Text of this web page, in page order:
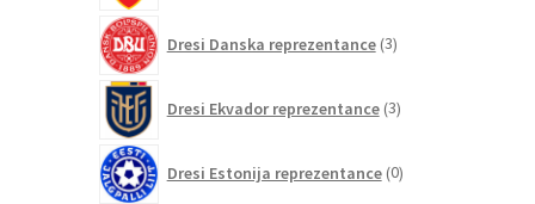
Dresi Danska reprezentance 3izdelki
Dresi Ekvador reprezentance 3izdelki
Dresi Estonija reprezentance 0izdelkov